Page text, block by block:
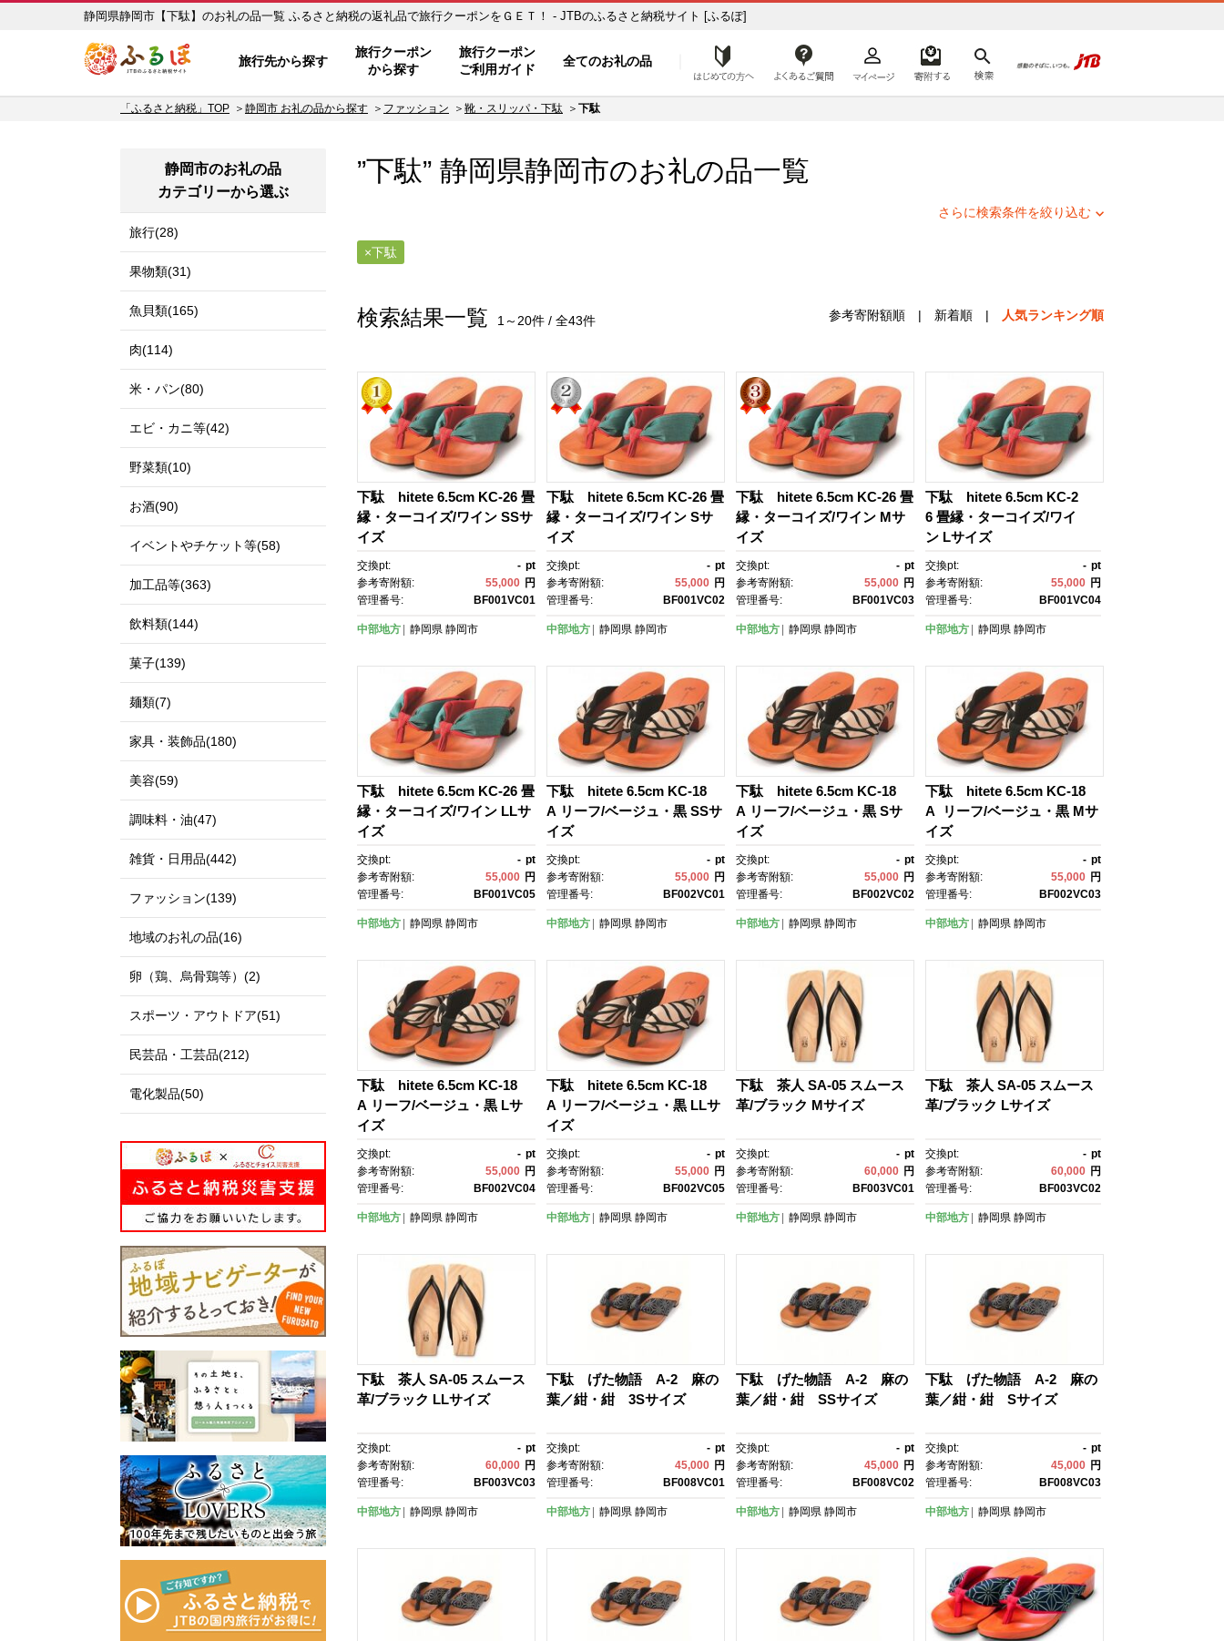
静岡県静岡市【下駄】のお礼の品一覧 ふるさと納税の返礼品で旅行クーポンをＧＥＴ！ - JTBのふるさと納税サイト [ふるぽ]
旅行先から探す
旅行クーポン
から探す
旅行クーポン
ご利用ガイド
全てのお礼の品 はじめての方へ
「ふるさと納税」TOP 静岡市 お礼の品から探す ファッション 靴・スリッパ・下駄 下駄
”下駄” 静岡県静岡市のお礼の品一覧
さらに検索条件を絞り込む
下駄
検索結果一覧 1～20件 / 全43件 参考寄附額順 | 新着順 | 人気ランキング順
下駄 hitete 6.5cm KC-26 畳
縁・ターコイズ/ワイン SSサ
イズ
交換pt: - pt
参考寄附額:
55,000 円
管理番号:
BF001VC01
中部地方 静岡県 静岡市
下駄 hitete 6.5cm KC-26 畳
縁・ターコイズ/ワイン Sサ
イズ
交換pt: - pt
参考寄附額:
55,000 円
管理番号:
BF001VC02
中部地方 静岡県 静岡市
下駄 hitete 6.5cm KC-26 畳
縁・ターコイズ/ワイン Mサ
イズ
交換pt: - pt
参考寄附額:
55,000 円
管理番号:
BF001VC03
中部地方 静岡県 静岡市
下駄 hitete 6.5cm KC-2
6 畳縁・ターコイズ/ワイ
ン Lサイズ
交換pt: - pt
参考寄附額:
55,000 円
管理番号:
BF001VC04
中部地方 静岡県 静岡市
下駄 hitete 6.5cm KC-26 畳
縁・ターコイズ/ワイン LLサ
イズ
交換pt: - pt
参考寄附額:
55,000 円
管理番号:
BF001VC05
中部地方 静岡県 静岡市
下駄 hitete 6.5cm KC-18
A リーフ/ベージュ・黒 SSサ
イズ
交換pt: - pt
参考寄附額:
55,000 円
管理番号:
BF002VC01
中部地方 静岡県 静岡市
下駄 hitete 6.5cm KC-18
A リーフ/ベージュ・黒 Sサ
イズ
交換pt: - pt
参考寄附額:
55,000 円
管理番号:
BF002VC02
中部地方 静岡県 静岡市
下駄 hitete 6.5cm KC-18
A リーフ/ベージュ・黒 Mサ
イズ
交換pt: - pt
参考寄附額:
55,000 円
管理番号:
BF002VC03
中部地方 静岡県 静岡市
下駄 hitete 6.5cm KC-18
A リーフ/ベージュ・黒 Lサ
イズ
交換pt: - pt
参考寄附額:
55,000 円
管理番号:
BF002VC04
中部地方 静岡県 静岡市
下駄 hitete 6.5cm KC-18
A リーフ/ベージュ・黒 LLサ
イズ
交換pt: - pt
参考寄附額:
55,000 円
管理番号:
BF002VC05
中部地方 静岡県 静岡市
下駄 茶人 SA-05 スムース
革/ブラック Mサイズ
交換pt: - pt
参考寄附額:
60,000 円
管理番号:
BF003VC01
中部地方 静岡県 静岡市
下駄 茶人 SA-05 スムース
革/ブラック Lサイズ
交換pt: - pt
参考寄附額:
60,000 円
管理番号:
BF003VC02
中部地方 静岡県 静岡市
下駄 茶人 SA-05 スムース
革/ブラック LLサイズ
交換pt: - pt
参考寄附額:
60,000 円
管理番号:
BF003VC03
中部地方 静岡県 静岡市
下駄 げた物語 A-2 麻の
葉／紺・紺 3Sサイズ
交換pt: - pt
参考寄附額:
45,000 円
管理番号:
BF008VC01
中部地方 静岡県 静岡市
下駄 げた物語 A-2 麻の
葉／紺・紺 SSサイズ
交換pt: - pt
参考寄附額:
45,000 円
管理番号:
BF008VC02
中部地方 静岡県 静岡市
下駄 げた物語 A-2 麻の
葉／紺・紺 Sサイズ
交換pt: - pt
参考寄附額:
45,000 円
管理番号:
BF008VC03
中部地方 静岡県 静岡市
静岡市のお礼の品
カテゴリーから選ぶ
旅行(28)
果物類(31)
魚貝類(165)
肉(114)
米・パン(80)
エビ・カニ等(42)
野菜類(10)
お酒(90)
イベントやチケット等(58)
加工品等(363)
飲料類(144)
菓子(139)
麺類(7)
家具・装飾品(180)
美容(59)
調味料・油(47)
雑貨・日用品(442)
ファッション(139)
地域のお礼の品(16)
卵（鶏、烏骨鶏等）(2)
スポーツ・アウトドア(51)
民芸品・工芸品(212)
電化製品(50)